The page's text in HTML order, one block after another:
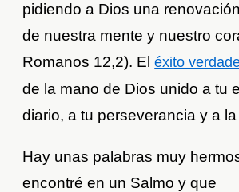
pidiendo a Dios una
de nuestra mente y nuestro
Romanos 12,2). Eléxito
de la mano de Dios unido a tu
diario, a tu perseverancia y a la
Hay unas palabras muy
encontré en un Salmo y que